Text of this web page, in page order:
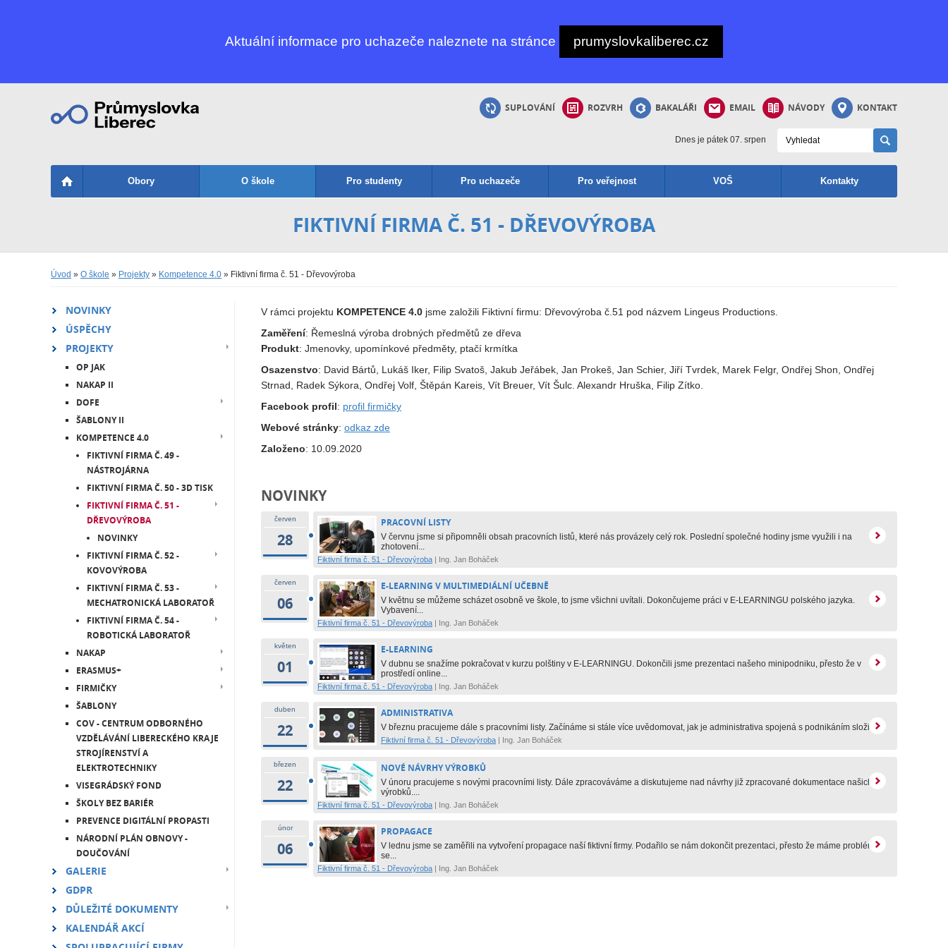
Aktuální informace pro uchazeče naleznete na stránce prumyslovkaliberec.cz
SUPLOVÁNÍ ROZVRH BAKALÁŘI EMAIL NÁVODY KONTAKT
Dnes je pátek 07. srpen
Obory O škole Pro studenty Pro uchazeče Pro veřejnost VOŠ Kontakty
FIKTIVNÍ FIRMA Č. 51 - DŘEVOVÝROBA
Úvod » O škole » Projekty » Kompetence 4.0 » Fiktivní firma č. 51 - Dřevovýroba
NOVINKY
ÚSPĚCHY
PROJEKTY
OP JAK
NAKAP II
DOFE
ŠABLONY II
KOMPETENCE 4.0
FIKTIVNÍ FIRMA Č. 49 -
NÁSTROJÁRNA
FIKTIVNÍ FIRMA Č. 50 - 3D TISK
FIKTIVNÍ FIRMA Č. 51 -
DŘEVOVÝROBA
NOVINKY
FIKTIVNÍ FIRMA Č. 52 -
KOVOVÝROBA
FIKTIVNÍ FIRMA Č. 53 -
MECHATRONICKÁ LABORATOŘ
FIKTIVNÍ FIRMA Č. 54 -
ROBOTICKÁ LABORATOŘ
NAKAP
ERASMUS+
FIRMIČKY
ŠABLONY
COV - CENTRUM ODBORNÉHO
VZDĚLÁVÁNÍ LIBERECKÉHO KRAJE
STROJÍRENSTVÍ A
ELEKTROTECHNIKY
VISEGRÁDSKÝ FOND
ŠKOLY BEZ BARIÉR
PREVENCE DIGITÁLNÍ PROPASTI
NÁRODNÍ PLÁN OBNOVY -
DOUČOVÁNÍ
GALERIE
GDPR
DŮLEŽITÉ DOKUMENTY
KALENDÁŘ AKCÍ
V rámci projektu KOMPETENCE 4.0 jsme založili Fiktivní firmu: Dřevovýroba č.51 pod názvem Lingeus Productions.
Zaměření: Řemeslná výroba drobných předmětů ze dřeva
Produkt: Jmenovky, upomínkové předměty, ptačí krmítka
Osazenstvo: David Bártů, Lukáš Iker, Filip Svatoš, Jakub Jeřábek, Jan Prokeš, Jan Schier, Jiří Tvrdek, Marek Felgr, Ondřej Shon, Ondřej
Strnad, Radek Sýkora, Ondřej Volf, Štěpán Kareis, Vít Breuer, Vít Šulc. Alexandr Hruška, Filip Zítko.
Facebook profil: profil firmičky
Webové stránky: odkaz zde
Založeno: 10.09.2020
NOVINKY
červen
28
PRACOVNÍ LISTY
V červnu jsme si připomněli obsah pracovních listů, které nás provázely celý rok. Poslední společné hodiny jsme využili i na
zhotovení...
Fiktivní firma č. 51 - Dřevovýroba | Ing. Jan Boháček
červen
06
E-LEARNING V MULTIMEDIÁLNÍ UČEBNĚ
V květnu se můžeme scházet osobně ve škole, to jsme všichni uvítali. Dokončujeme práci v E-LEARNINGU polského jazyka.
Vybavení...
Fiktivní firma č. 51 - Dřevovýroba | Ing. Jan Boháček
květen
01
E-LEARNING
V dubnu se snažíme pokračovat v kurzu polštiny v E-LEARNINGU. Dokončili jsme prezentaci našeho minipodniku, přesto že v
prostředí online...
Fiktivní firma č. 51 - Dřevovýroba | Ing. Jan Boháček
duben
22
ADMINISTRATIVA
V březnu pracujeme dále s pracovními listy. Začínáme si stále více uvědomovat, jak je administrativa spojená s podnikáním složitá....
Fiktivní firma č. 51 - Dřevovýroba | Ing. Jan Boháček
březen
22
NOVÉ NÁVRHY VÝROBKŮ
V únoru pracujeme s novými pracovními listy. Dále zpracováváme a diskutujeme nad návrhy již zpracované dokumentace našich
výrobků....
Fiktivní firma č. 51 - Dřevovýroba | Ing. Jan Boháček
únor
06
PROPAGACE
V lednu jsme se zaměřili na vytvoření propagace naší fiktivní firmy. Podařilo se nám dokončit prezentaci, přesto že máme problémy
se...
Fiktivní firma č. 51 - Dřevovýroba | Ing. Jan Boháček